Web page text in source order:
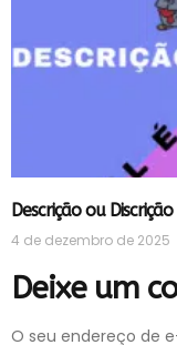
Descrição ou
4 de dezembro de 2025
Deixe um
O seu endereço de